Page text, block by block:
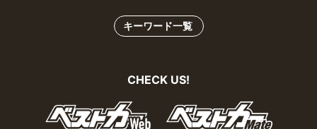
キーワード一覧
CHECK US!